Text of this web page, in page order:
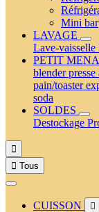
Mini bar
LAVAGE
Lave-vaisselle
PETIT
blender
pain/toaster
soda
SOLDES
Destockage

 Tous
CUISSON 